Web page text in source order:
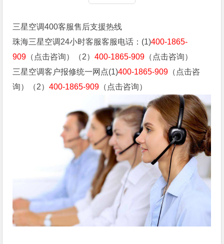
三星空调400客服售后支援热线
珠海三星空调24小时客服客服电话：(1)400-1865-
909 （点击咨询）（2）400-1865-909 （点击咨询）
三星空调客户报修统一网点(1)400-1865-909 （点击咨
询）（2）400-1865-909 （点击咨询）